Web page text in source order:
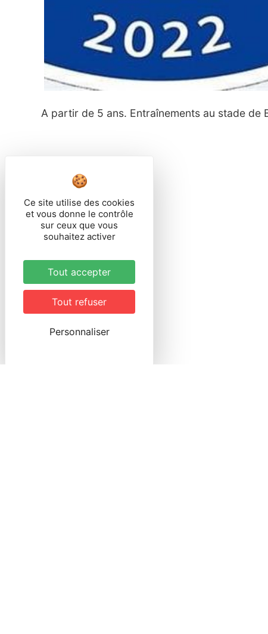
A partir de 5 ans. Entraînements au stade de
Ce site utilise des cookies
et vous donne le contrôle
sur ceux que vous
souhaitez activer
Tout accepter
Tout refuser
Personnaliser